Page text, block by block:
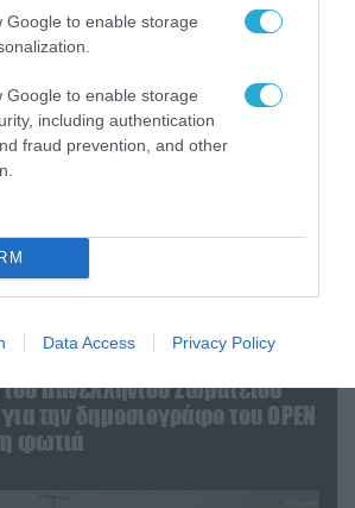
Google to enable storage
Google to enable storage
including authentication
fraud prevention, and other
Data Access Privacy Policy
(φωτο)
Πανελλήνιου Σωματείου
την δημοσιογράφο του OPEN
φωτιά